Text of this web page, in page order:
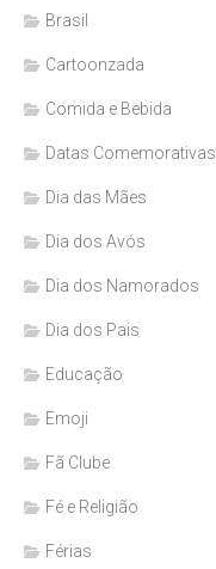
Brasil
Cartoonzada
Comida e Bebida
Datas Comemorativas
Dia das Mães
Dia dos Avós
Dia dos Namorados
Dia dos Pais
Educação
Emoji
Fã Clube
Fé e Religião
Férias